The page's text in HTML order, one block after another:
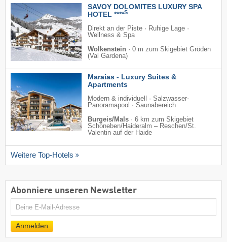
SAVOY DOLOMITES LUXURY SPA
HOTEL ****S
Direkt an der Piste · Ruhige Lage ·
Wellness & Spa
Wolkenstein · 0 m zum Skigebiet Gröden
(Val Gardena)
Maraias - Luxury Suites &
Apartments
Modern & individuell · Salzwasser-
Panoramapool · Saunabereich
Burgeis/Mals · 6 km zum Skigebiet
Schöneben/​Haideralm – Reschen/​St.
Valentin auf der Haide
Weitere Top-Hotels
Abonniere unseren Newsletter
E-
Anmelden